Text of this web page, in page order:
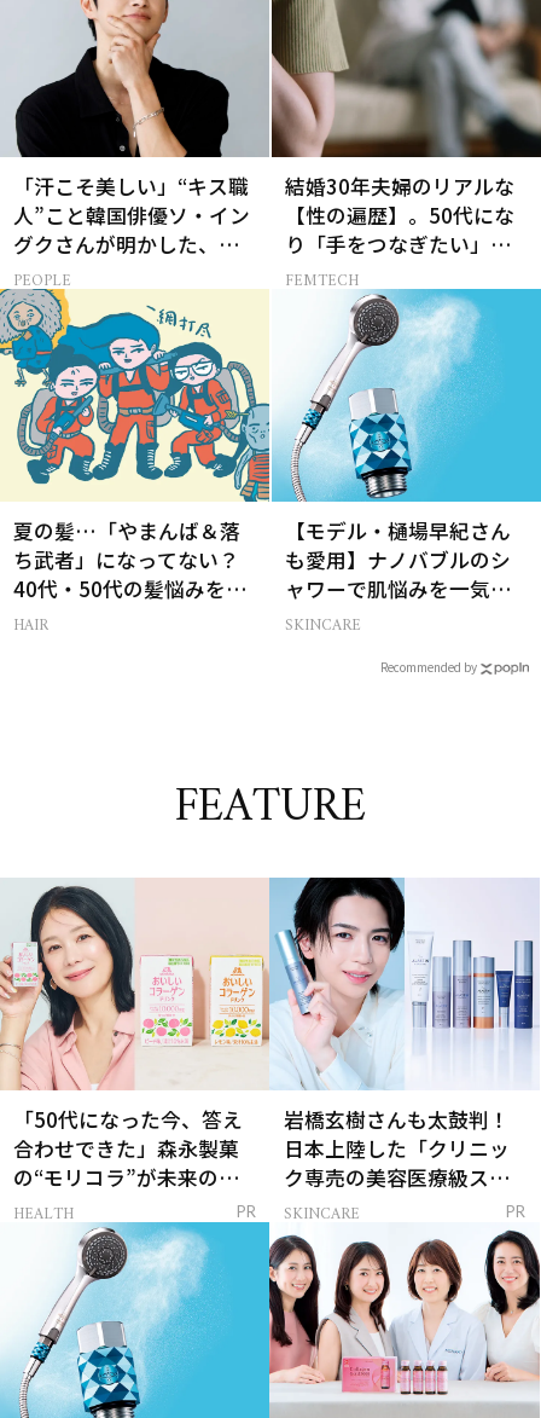
「汗こそ美しい」“キス職
人”こと韓国俳優ソ・イン
グクさんが明かした、惹
かれる人の条件とは
PEOPLE
結婚30年夫婦のリアルな
【性の遍歴】。50代にな
り「手をつなぎたい」と
願う理由とは
FEMTECH
夏の髪…「やまんば＆落
ち武者」になってない？
40代・50代の髪悩みをレ
スキューする裏ワザ
HAIR
【モデル・樋場早紀さん
も愛用】ナノバブルのシ
ャワーで肌悩みを一気に
解決
SKINCARE
Recommended by
FEATURE
「50代になった今、答え
合わせできた」森永製菓
の“モリコラ”が未来のキ
レイを連れてくる！
HEALTH PR
岩橋玄樹さんも太鼓判！
日本上陸した「クリニッ
ク専売の美容医療級スキ
ンケア」
SKINCARE PR